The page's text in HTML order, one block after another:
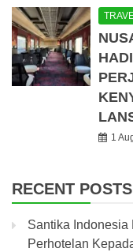
1
RECENT POSTS
Santika Indonesia
Perhotelan